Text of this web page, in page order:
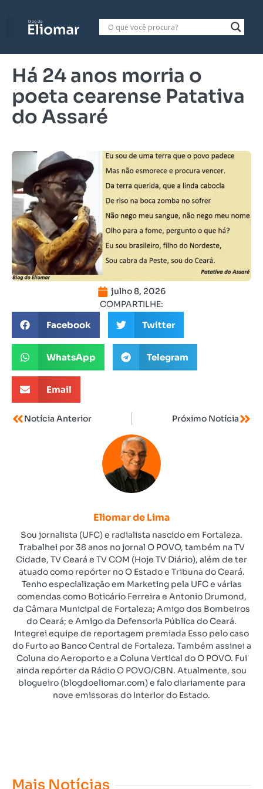
Há 24 anos morria o
poeta cearense Patativa
do Assaré
julho 8, 2026
COMPARTILHE:
Facebook Twitter
WhatsApp Telegram
Email
Notícia Anterior Próximo Notícia
Eliomar de Lima
Sou jornalista (UFC) e radialista nascido em Fortaleza.
Trabalhei por 38 anos no jornal O POVO, também na TV
Cidade, TV Ceará e TV COM (Hoje TV Diário), além de ter
atuado como repórter no O Estado e Tribuna do Ceará.
Tenho especialização em Marketing pela UFC e várias
comendas como Boticário Ferreira e Antonio Drumond,
da Câmara Municipal de Fortaleza; Amigo dos Bombeiros
do Ceará; e Amigo da Defensoria Pública do Ceará.
Integrei equipe de reportagem premiada Esso pelo caso
do Furto ao Banco Central de Fortaleza. Também assinei a
Coluna do Aeroporto e a Coluna Vertical do O POVO. Fui
ainda repórter da Rádio O POVO/CBN. Atualmente, sou
blogueiro (blogdoeliomar.com) e falo diariamente para
nove emissoras do Interior do Estado.
Mais Notícias